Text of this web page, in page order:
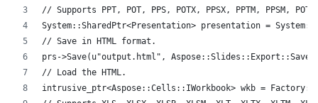
// Supports PPT, POT, PPS, POTX, PPSX, PPTM, PPSM,
System::SharedPtr<Presentation> presentation =
// Save in HTML format.
prs->Save(u"output.html",
// Load the HTML.
intrusive_ptr<Aspose::Cells::IWorkbook> wkb =